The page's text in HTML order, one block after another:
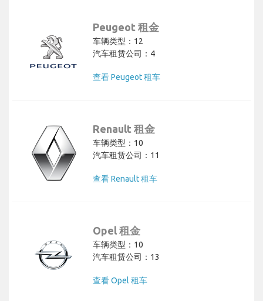
Peugeot 租金
车辆类型：12
汽车租赁公司：4
查看 Peugeot 租车
Renault 租金
车辆类型：10
汽车租赁公司：11
查看 Renault 租车
Opel 租金
车辆类型：10
汽车租赁公司：13
查看 Opel 租车